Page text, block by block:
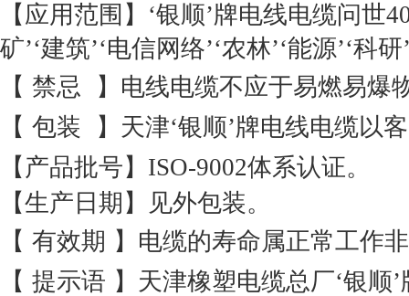
【应用范围】‘银顺’牌电线电缆问世
矿’‘建筑’‘电信网络’‘农林’‘能源’‘科
【 禁忌
】电线电缆不应于易燃易爆
【 包装
】天津‘银顺’牌电线电缆以
【产品批号】 ISO-9002体系认证。
【生产日期】见外包装。
【 有效期 】电缆的寿命属正常工作
【 提示语 】天津橡塑电缆总厂‘银顺